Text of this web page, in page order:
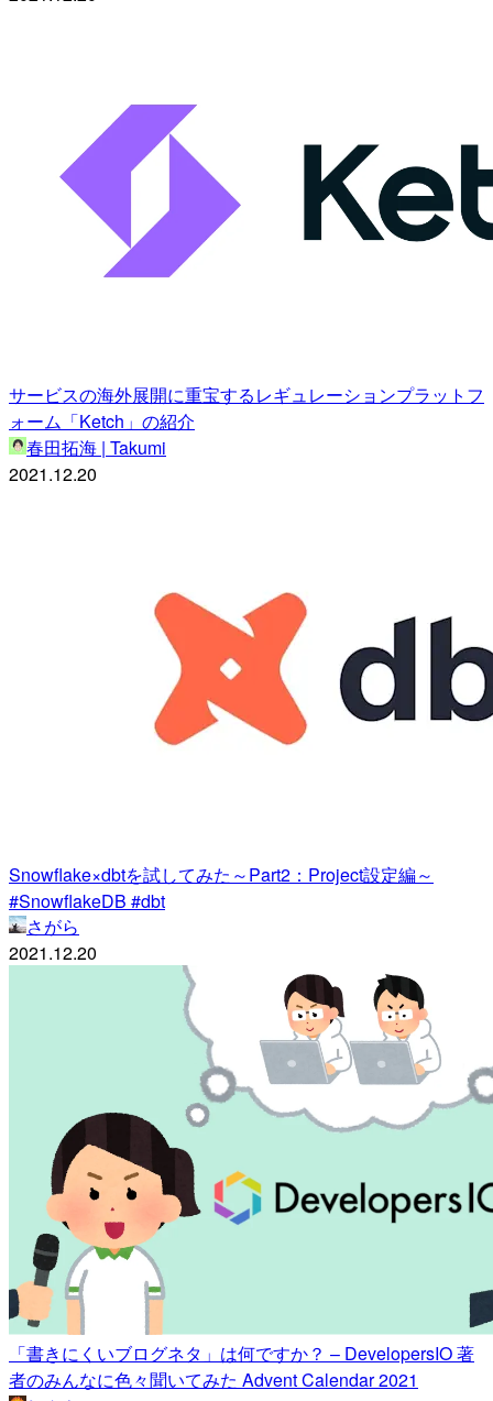
サービスの海外展開に重宝するレギュレーションプラットフ
ォーム「Ketch」の紹介
春田拓海 | Takumi
2021.12.20
Snowflake×dbtを試してみた～Part2：Project設定編～
#SnowflakeDB #dbt
さがら
2021.12.20
「書きにくいブログネタ」は何ですか？ – DevelopersIO 著
者のみんなに色々聞いてみた Advent Calendar 2021